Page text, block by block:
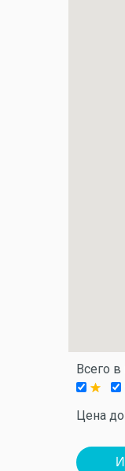
Всего в
Цена до